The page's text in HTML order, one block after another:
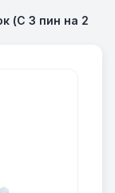
(C 3 пин на 2